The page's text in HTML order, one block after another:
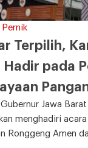
Pernik
Terpilih,
Hadir pada
Gubernur Jawa
menghadiri
Ronggeng Amen